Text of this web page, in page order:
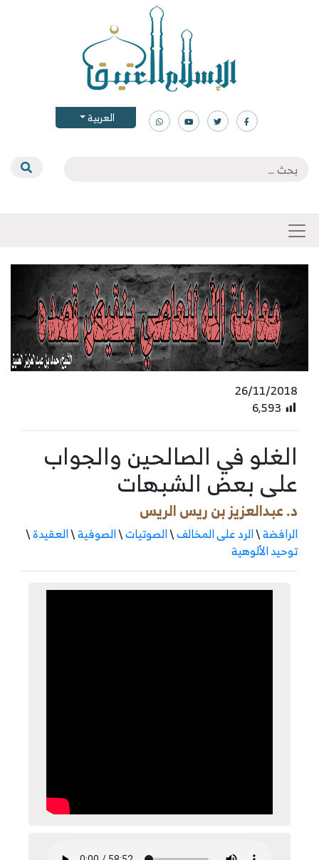
العربية
26/11/2018
6٬593
الغلو في الصالحين والجواب
على بعض الشبهات
د. عبدالعزيز بن ريس الريس
الرافضة\الرد على المخالف\الصوتيات\الصوفية\العقيدة\
توحيد الألوهية